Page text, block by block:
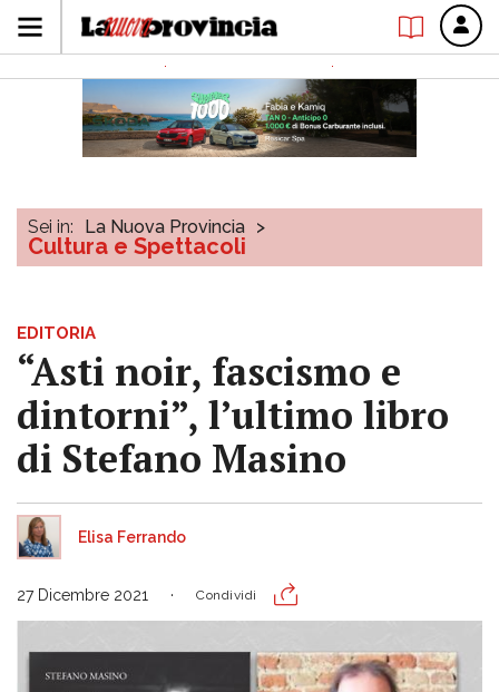
Sei in: La Nuova Provincia >
Cultura e Spettacoli
EDITORIA
“Asti noir, fascismo e
dintorni”, l’ultimo libro
di Stefano Masino
Elisa Ferrando
27 Dicembre 2021 Condividi